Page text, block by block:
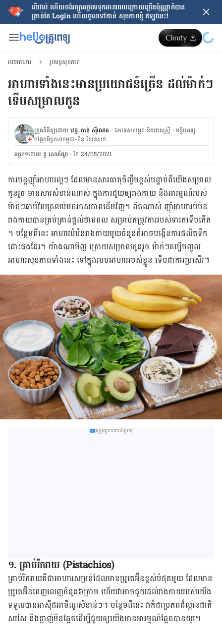
បើរវល់ ហើយចង់​រក្សាអត្ថបទទុកអានពេលក្រោយ​ច្រើនប៉ុណ្ណាក៏បាន
គ្រាន់តែ​ Login ហើយចូលទៅកាន់ សុខភាពខ្ញុំ ឥឡូវនេះ!
របបអាហារ រូបមន្តសុខភាព
​អាហារ​ទាំង​នេះ​មាន​ប្រយោជន៍​ច្រើន​ ដល់​ម៉ាក់​ៗ​​
ទើប​សម្រាល​កូន​
ត្រួតពិនិត្យដោយ វេជ្ជ. ចាន់ ស៊ីណេត ·ឯកទេសសម្ភព និងរោគស្ត្រី ·ម​ន្ទីរពេទ្យ
បង្អែកមិត្តភាពកម្ពុជា-ចិន សែនសុខ
អត្ថបទ​ដោយ នូ សោភ័ណ្ឌ ·កែ 24/05/2021
ការ​​បន្ត​ញ៉ាំ​អាហារ​ល្អ​ៗ ដែល​មាន​សារធាតុ​ចិញ្ចឹម​ខ្ពស់​បន្ទាប់​ពី​យើង​សម្រាល​
កូន​រួច​ ​មាន​សារសំខាន់​ណាស់​ ក្នុង​ការ​ជួយ​ឲ្យ​រាងកាយ​ និង​អារម្មណ៍​របស់​
ម៉ាក់​ៗ​ឆាប់​​វិល​ត្រលប់​មក​រក​សភាព​ដើម​វិញ​។​ ​ពិត​ណាស់​ ញ៉ាំអាហារ​បំប៉ន​
រាងកាយ​បាន​គ្រប់គ្រាន់​ផ្ដល់​ថាមពល ​សម្រាប់​តម្រូវ​ការ​​របស់​ទារក​ទើប​កើត​
។​ បន្ថែម​ពី​​នេះ​ ​អាហារ​បំប៉នរាងកាយ​​មួយ​ចំនួន​ក៏​អាច​​បង្កើន​ការ​ផលិត​ទឹក​
ដោះ​ផង​ដែរ​។​ ​យ៉ាង​ណា​មិញ​ ​ក្រោយ​សម្រាល​កូន​រួច​ ម៉ាក់​ៗ​គប្បី​បញ្ចូល​
អាហារ​សុខភាព​ទាំង​នេះ​ ទៅ​ក្នុង​របប​អាហារ​របស់​ខ្លួន​ ទើប​ជា​ការ​ប្រសើរ​។
ផ្សព្វផ្សាយពាណិជ្ជកម្ម
១. គ្រាប់​រីករាយ​ (Pistachios)
​​​​​​​គ្រាប់​រីករាយ​គឺ​ជា​អាហារ​សម្រន់​ដែល​មាន​ប្រូតេអ៊ីន​ខ្ពស់​បំផុត​មួយ​ ដែល​មាន​
ប្រូតេអ៊ីន​ពេញលេញ​ចំនួន​៦​ក្រាម​ ​ហើយ​វា​​អាច​ជួយ​ដល់​រាងកាយ​របស់​យើង​
ទទួល​បាន​អាស៊ីដ​អាមីណូ​សំខាន់ៗ​​។​ ​បន្ថែម​ពី​នេះ​ វា​ក៏​ជា​ប្រភព​ដ៏​ល្អ​នៃ​ជាតិ​
សរសៃ​ និង​ខ្លាញ់​មិន​ឆ្អែត​ដើម្បី​ជួយ​ឲ្យ​យើង​មាន​​អារម្មណ៍​ឆ្អែត​បាន​យូរ​​។